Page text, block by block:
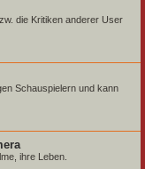
die Kritiken anderer User
Schauspielern und kann
ihre Leben.